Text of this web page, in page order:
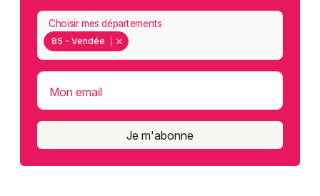
85 - Vendée
Choisir mes départements
Mon email
Je m'abonne